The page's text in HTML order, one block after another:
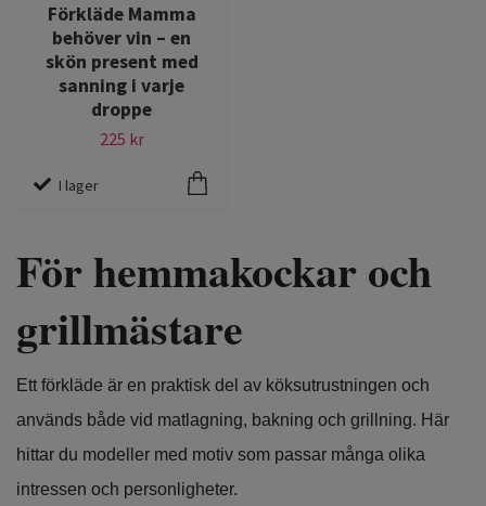
Förkläde Mamma
behöver vin – en
skön present med
sanning i varje
droppe
225 kr
I lager
För hemmakockar och
grillmästare
Ett förkläde är en praktisk del av köksutrustningen och
används både vid matlagning, bakning och grillning. Här
hittar du modeller med motiv som passar många olika
intressen och personligheter.